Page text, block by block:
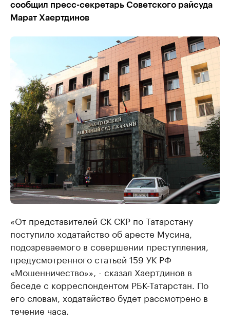
сообщил пресс-секретарь Советского райсуда
Марат Хаертдинов
«От представителей СК СКР по Татарстану
поступило ходатайство об аресте Мусина,
подозреваемого в совершении преступления,
предусмотренного статьей 159 УК РФ
«Мошенничество»», - сказал Хаертдинов в
беседе с корреспондентом РБК-Татарстан. По
его словам, ходатайство будет рассмотрено в
течение часа.